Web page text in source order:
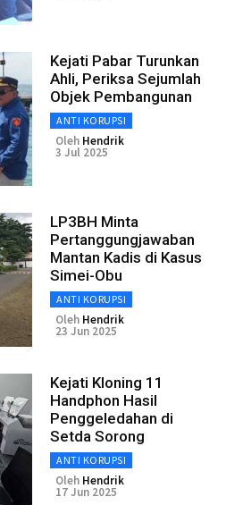
Kejati Pabar Turunkan
Ahli, Periksa Sejumlah
Objek Pembangunan
ANTI KORUPSI
Oleh Hendrik
3 Jul 2025
LP3BH Minta
Pertanggungjawaban
Mantan Kadis di Kasus
Simei-Obu
ANTI KORUPSI
Oleh Hendrik
23 Jun 2025
Kejati Kloning 11
Handphon Hasil
Penggeledahan di
Setda Sorong
ANTI KORUPSI
Oleh Hendrik
17 Jun 2025